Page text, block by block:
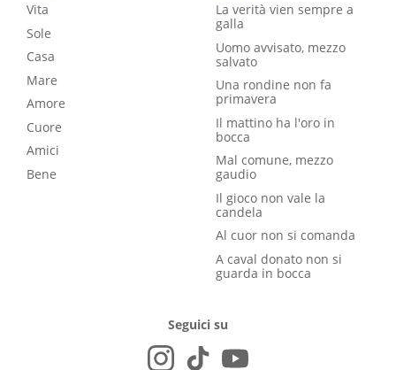
Vita
Sole
Casa
Mare
Amore
Cuore
Amici
Bene
La verità vien sempre a
galla
Uomo avvisato, mezzo
salvato
Una rondine non fa
primavera
Il mattino ha l'oro in
bocca
Mal comune, mezzo
gaudio
Il gioco non vale la
candela
Al cuor non si comanda
A caval donato non si
guarda in bocca
Seguici su